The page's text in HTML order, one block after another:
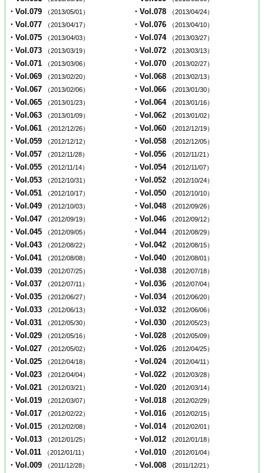
・Vol.079 （2013/05/01） ・Vol.078 （2013/04/24）
・Vol.077 （2013/04/17） ・Vol.076 （2013/04/10）
・Vol.075 （2013/04/03） ・Vol.074 （2013/03/27）
・Vol.073 （2013/03/19） ・Vol.072 （2013/03/13）
・Vol.071 （2013/03/06） ・Vol.070 （2013/02/27）
・Vol.069 （2013/02/20） ・Vol.068 （2013/02/13）
・Vol.067 （2013/02/06） ・Vol.066 （2013/01/30）
・Vol.065 （2013/01/23） ・Vol.064 （2013/01/16）
・Vol.063 （2013/01/09） ・Vol.062 （2013/01/02）
・Vol.061 （2012/12/26） ・Vol.060 （2012/12/19）
・Vol.059 （2012/12/12） ・Vol.058 （2012/12/05）
・Vol.057 （2012/11/28） ・Vol.056 （2012/11/21）
・Vol.055 （2012/11/14） ・Vol.054 （2012/11/07）
・Vol.053 （2012/10/31） ・Vol.052 （2012/10/24）
・Vol.051 （2012/10/17） ・Vol.050 （2012/10/10）
・Vol.049 （2012/10/03） ・Vol.048 （2012/09/26）
・Vol.047 （2012/09/19） ・Vol.046 （2012/09/12）
・Vol.045 （2012/09/05） ・Vol.044 （2012/08/29）
・Vol.043 （2012/08/22） ・Vol.042 （2012/08/15）
・Vol.041 （2012/08/08） ・Vol.040 （2012/08/01）
・Vol.039 （2012/07/25） ・Vol.038 （2012/07/18）
・Vol.037 （2012/07/11） ・Vol.036 （2012/07/04）
・Vol.035 （2012/06/27） ・Vol.034 （2012/06/20）
・Vol.033 （2012/06/13） ・Vol.032 （2012/06/06）
・Vol.031 （2012/05/30） ・Vol.030 （2012/05/23）
・Vol.029 （2012/05/16） ・Vol.028 （2012/05/09）
・Vol.027 （2012/05/02） ・Vol.026 （2012/04/25）
・Vol.025 （2012/04/18） ・Vol.024 （2012/04/11）
・Vol.023 （2012/04/04） ・Vol.022 （2012/03/28）
・Vol.021 （2012/03/21） ・Vol.020 （2012/03/14）
・Vol.019 （2012/03/07） ・Vol.018 （2012/02/29）
・Vol.017 （2012/02/22） ・Vol.016 （2012/02/15）
・Vol.015 （2012/02/08） ・Vol.014 （2012/02/01）
・Vol.013 （2012/01/25） ・Vol.012 （2012/01/18）
・Vol.011 （2012/01/11） ・Vol.010 （2012/01/04）
・Vol.009 （2011/12/28） ・Vol.008 （2011/12/21）